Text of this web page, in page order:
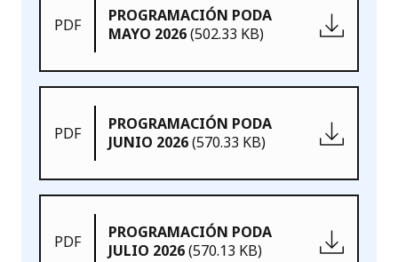
PDF
PROGRAMACIÓN PODA
MAYO 2026(502.33 KB)
PDF
PROGRAMACIÓN PODA
JUNIO 2026(570.33 KB)
PDF
PROGRAMACIÓN PODA
JULIO 2026(570.13 KB)